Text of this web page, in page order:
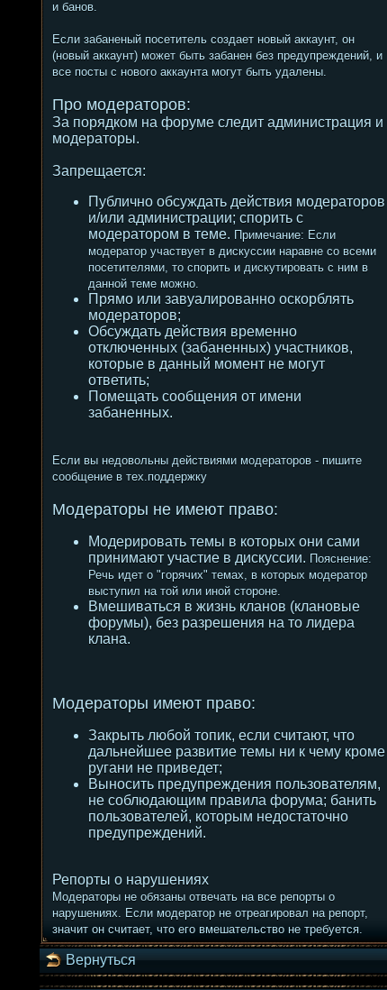
и банов.
Если забаненый посетитель создает новый аккаунт, он
(новый аккаунт) может быть забанен без предупреждений, и
все посты с нового аккаунта могут быть удалены.
Про модераторов:
За порядком на форуме следит администрация и
модераторы.
Запрещается:
Публично обсуждать действия модераторов
и/или администрации; спорить с
модератором в теме. Примечание: Если
модератор участвует в дискуссии наравне со всеми
посетителями, то спорить и дискутировать с ним в
данной теме можно.
Прямо или завуалированно оскорблять
модераторов;
Обсуждать действия временно
отключенных (забаненных) участников,
которые в данный момент не могут
ответить;
Помещать сообщения от имени
забаненных.
Если вы недовольны действиями модераторов - пишите
сообщение в тех.поддержку
Модераторы не имеют право:
Модерировать темы в которых они сами
принимают участие в дискуссии. Пояснение:
Речь идет о "горячих" темах, в которых модератор
выступил на той или иной стороне.
Вмешиваться в жизнь кланов (клановые
форумы), без разрешения на то лидера
клана.
Модераторы имеют право:
Закрыть любой топик, если считают, что
дальнейшее развитие темы ни к чему кроме
ругани не приведет;
Выносить предупреждения пользователям,
не соблюдающим правила форума; банить
пользователей, которым недостаточно
предупреждений.
Репорты о нарушениях
Модераторы не обязаны отвечать на все репорты о
нарушениях. Если модератор не отреагировал на репорт,
значит он считает, что его вмешательство не требуется.
Вернуться